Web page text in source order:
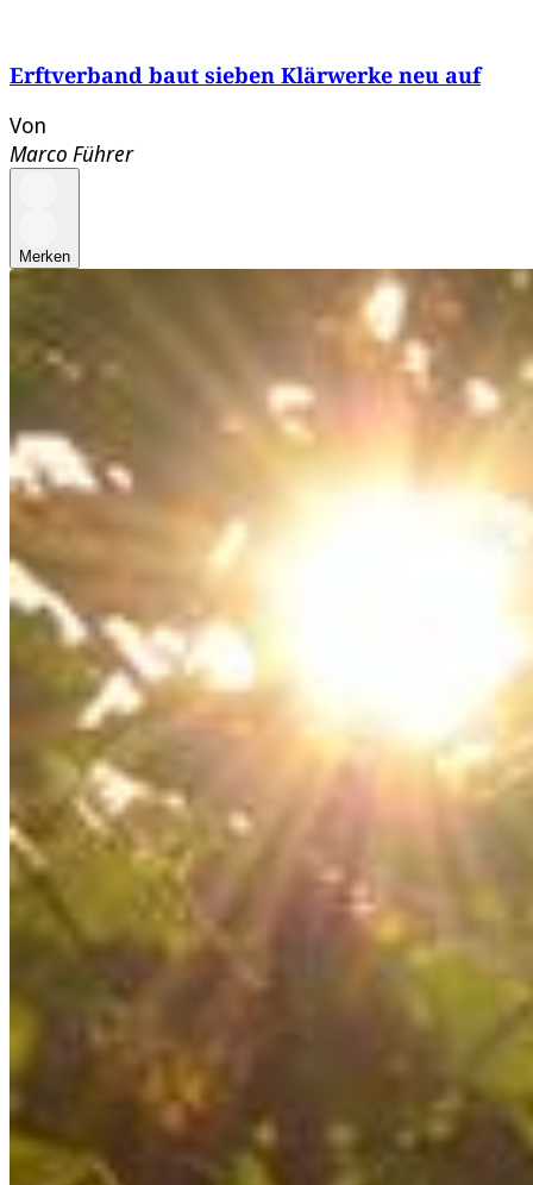
Erftverband baut sieben Klärwerke neu auf
Von
Marco Führer
Merken